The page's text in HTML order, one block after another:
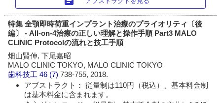
特集 全顎即時荷重インプラント治療のプライオリティ〔後
編〕 - All-on-4治療の正しい理解と操作手順 Part3 MALO
CLINIC Protocolの流れと技工手順
畑山賢伸, 下尾嘉昭
MALO CLINIC TOKYO, MALO CLINIC TOKYO
歯科技工 46 (7)738-755, 2018.
アブストラクト： 従量制は110円（税込）、基本料金制
は基本料金に含まれます。